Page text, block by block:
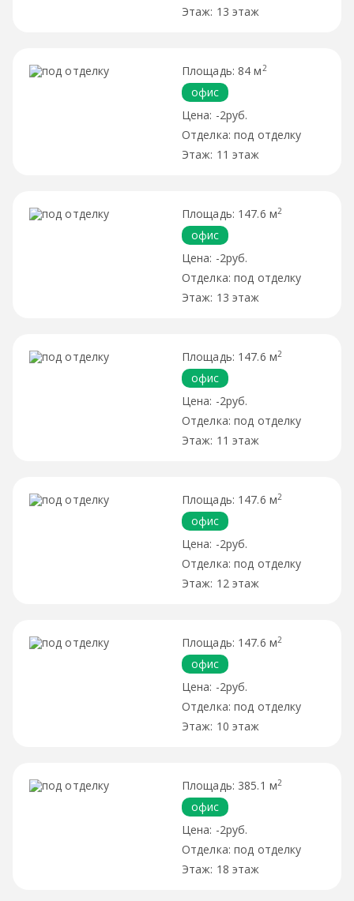
13 этаж
84 м 2
офис
-2руб.
под отделку
11 этаж
147.6 м2
офис
-2руб.
под отделку
13 этаж
147.6 м2
офис
-2руб.
под отделку
11 этаж
147.6 м2
офис
-2руб.
под отделку
12 этаж
147.6 м2
офис
-2руб.
под отделку
10 этаж
385.1 м2
офис
-2руб.
под отделку
18 этаж